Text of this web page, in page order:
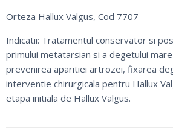
Orteza Hallux Valgus, Cod 7707
Indicatii: Tratamentul conservator si
primului metatarsian si a degetului
prevenirea aparitiei artrozei, fixarea
interventie chirurgicala pentru Hallux
etapa initiala de Hallux Valgus.